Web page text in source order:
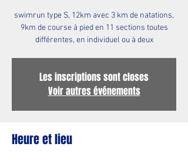
swimrun type S, 12km avec 3 km de natations,
9km de course à pied en 11 sections toutes
différentes, en individuel ou à deux
Les inscriptions sont closes
Voir autres événements
Heure et lieu